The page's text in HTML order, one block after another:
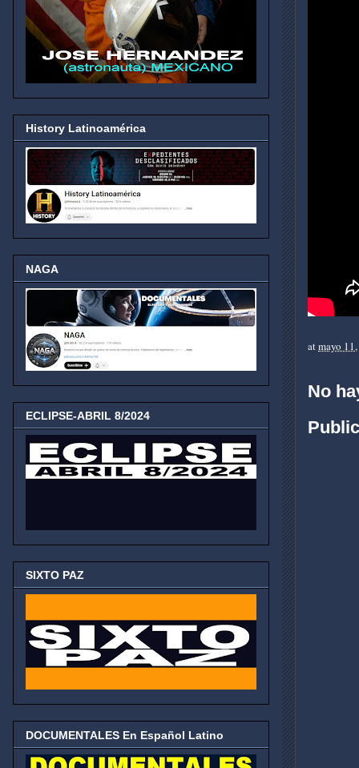
atmayo
No
History Latinoamérica
NAGA
ECLIPSE-ABRIL 8/2024
SIXTO PAZ
DOCUMENTALES En Español Latino